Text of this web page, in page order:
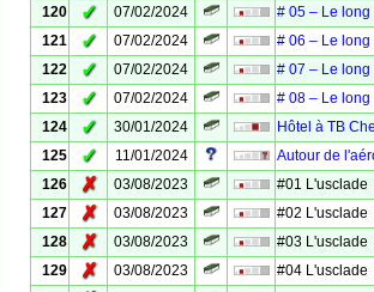
120
✓ 07/02/2024
# 05 – Le
121
✓ 07/02/2024
# 06 – Le
122
✓ 07/02/2024
# 07 – Le
123
✓ 07/02/2024
# 08 – Le
124
✓ 30/01/2024
Hôtel à TB
125
✓ 11/01/2024
Autour de
126
✗ 03/08/2023
#01 L'usclade
127
✗ 03/08/2023
#02 L'usclade
128
✗ 03/08/2023
#03 L'usclade
129
✗ 03/08/2023
#04 L'usclade